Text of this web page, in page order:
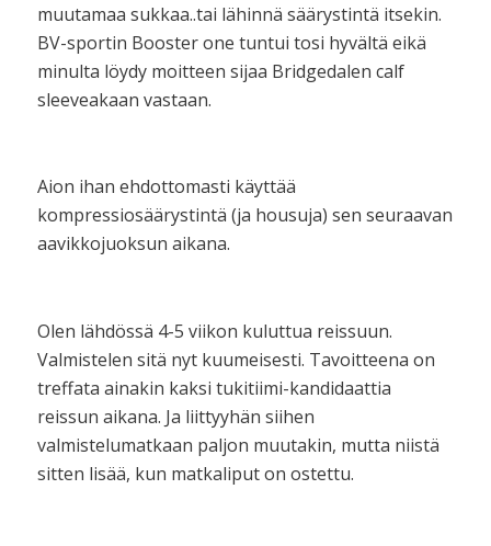
muutamaa sukkaa..tai lähinnä säärystintä itsekin.
BV-sportin Booster one tuntui tosi hyvältä eikä
minulta löydy moitteen sijaa Bridgedalen calf
sleeveakaan vastaan.
Aion ihan ehdottomasti käyttää
kompressiosäärystintä (ja housuja) sen seuraavan
aavikkojuoksun aikana.
Olen lähdössä 4-5 viikon kuluttua reissuun.
Valmistelen sitä nyt kuumeisesti. Tavoitteena on
treffata ainakin kaksi tukitiimi-kandidaattia
reissun aikana. Ja liittyyhän siihen
valmistelumatkaan paljon muutakin, mutta niistä
sitten lisää, kun matkaliput on ostettu.